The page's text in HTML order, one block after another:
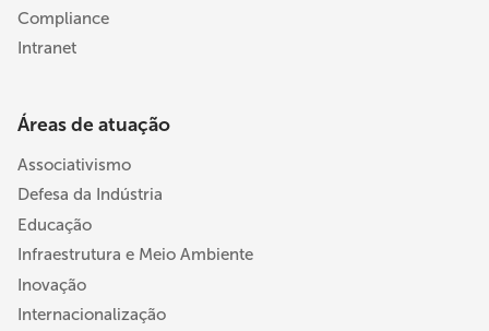
Compliance
Intranet
Áreas de atuação
Associativismo
Defesa da Indústria
Educação
Infraestrutura e Meio Ambiente
Inovação
Internacionalização